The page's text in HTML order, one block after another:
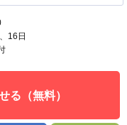
16日
る（無料）